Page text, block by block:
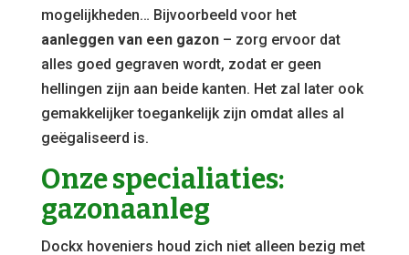
mogelijkheden… Bijvoorbeeld voor het
aanleggen van een gazon– zorg ervoor dat
alles goed gegraven wordt, zodat er geen
hellingen zijn aan beide kanten. Het zal later ook
gemakkelijker toegankelijk zijn omdat alles al
geëgaliseerd is.
Onze specialiaties:
gazonaanleg
Dockx hoveniers houd zich niet alleen bezig met